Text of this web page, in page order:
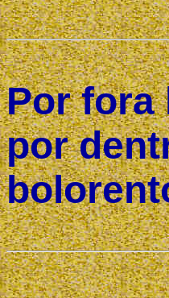
Por fora
por